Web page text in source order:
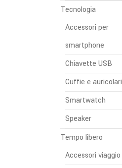
Tecnologia
Accessori per
smartphone
Chiavette USB
Cuffie e auricolari
Smartwatch
Speaker
Tempo libero
Accessori viaggio